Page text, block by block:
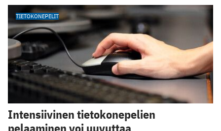
TIETOKONEPELIT
Intensiivinen tietokonepelien